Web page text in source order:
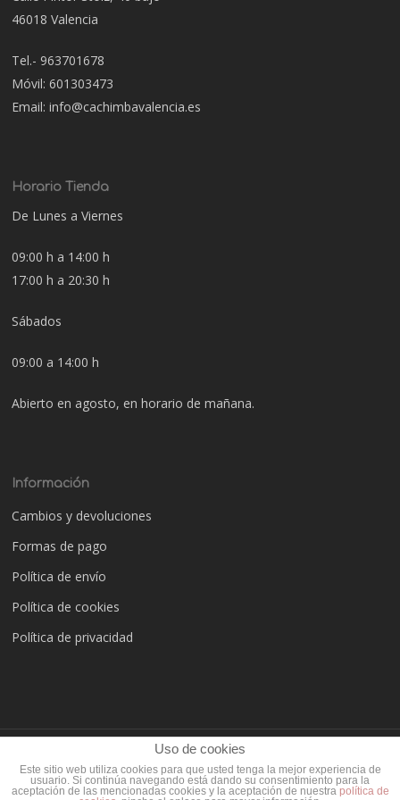
46018 Valencia
Tel.- 963701678
Móvil: 601303473
Email: info@cachimbavalencia.es
Horario Tienda
De Lunes a Viernes
09:00 h a 14:00 h
17:00 h a 20:30 h
Sábados
09:00 a 14:00 h
Abierto en agosto, en horario de mañana.
Información
Cambios y devoluciones
Formas de pago
Política de envío
Política de cookies
Política de privacidad
Uso de cookies
Este sitio web utiliza cookies para que usted tenga la mejor experiencia de
usuario. Si continúa navegando está dando su consentimiento para la
aceptación de las mencionadas cookies y la aceptación de nuestra política de